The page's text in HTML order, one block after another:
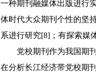
一种期刊融媒体出版进行
体时代大众期刊个性的坚
系进行研究[8]；有探索媒
党校期刊作为我国期
在分析长江经济带党校期